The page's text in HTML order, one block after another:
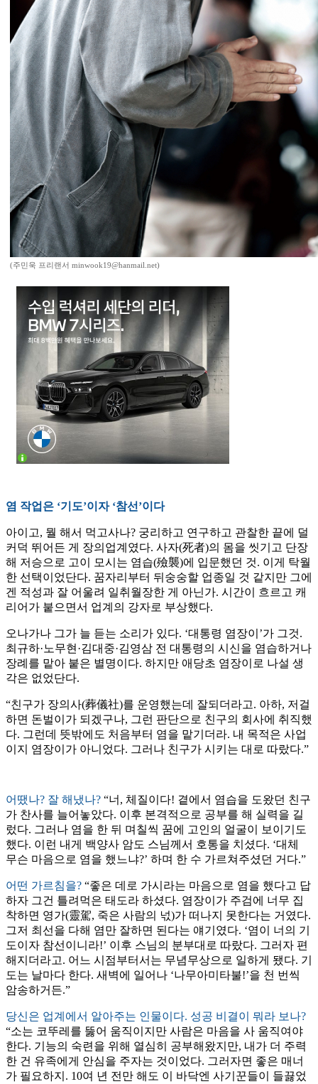
(주민욱 프리랜서 minwook19@hanmail.net)
염 작업은 ‘기도’이자 ‘참선’이다
아이고, 뭘 해서 먹고사나? 궁리하고 연구하고 관찰한 끝에 덜
커덕 뛰어든 게 장의업계였다. 사자(死者)의 몸을 씻기고 단장
해 저승으로 고이 모시는 염습(殮襲)에 입문했던 것. 이게 탁월
한 선택이었단다. 꿈자리부터 뒤숭숭할 업종일 것 같지만 그에
겐 적성과 잘 어울려 일취월장한 게 아닌가. 시간이 흐르고 캐
리어가 붙으면서 업계의 강자로 부상했다.
오나가나 그가 늘 듣는 소리가 있다. ‘대통령 염장이’가 그것.
최규하·노무현·김대중·김영삼 전 대통령의 시신을 염습하거나
장례를 맡아 붙은 별명이다. 하지만 애당초 염장이로 나설 생
각은 없었단다.
“친구가 장의사(葬儀社)를 운영했는데 잘되더라고. 아하, 저걸
하면 돈벌이가 되겠구나, 그런 판단으로 친구의 회사에 취직했
다. 그런데 뜻밖에도 처음부터 염을 맡기더라. 내 목적은 사업
이지 염장이가 아니었다. 그러나 친구가 시키는 대로 따랐다.”
어땠나? 잘 해냈나? “너, 체질이다! 곁에서 염습을 도왔던 친구
가 찬사를 늘어놓았다. 이후 본격적으로 공부를 해 실력을 길
렀다. 그러나 염을 한 뒤 며칠씩 꿈에 고인의 얼굴이 보이기도
했다. 이런 내게 백양사 암도 스님께서 호통을 치셨다. ‘대체
무슨 마음으로 염을 했느냐?’ 하며 한 수 가르쳐주셨던 거다.”
어떤 가르침을? “좋은 데로 가시라는 마음으로 염을 했다고 답
하자 그건 틀려먹은 태도라 하셨다. 염장이가 주검에 너무 집
착하면 영가(靈駕, 죽은 사람의 넋)가 떠나지 못한다는 거였다.
그저 최선을 다해 염만 잘하면 된다는 얘기였다. ‘염이 너의 기
도이자 참선이니라!’ 이후 스님의 분부대로 따랐다. 그러자 편
해지더라고. 어느 시점부터서는 무념무상으로 일하게 됐다. 기
도는 날마다 한다. 새벽에 일어나 ‘나무아미타불!’을 천 번씩
암송하거든.”
당신은 업계에서 알아주는 인물이다. 성공 비결이 뭐라 보나?
“소는 코뚜레를 뚫어 움직이지만 사람은 마음을 사 움직여야
한다. 기능의 숙련을 위해 열심히 공부해왔지만, 내가 더 주력
한 건 유족에게 안심을 주자는 것이었다. 그러자면 좋은 매너
가 필요하지. 10여 년 전만 해도 이 바닥엔 사기꾼들이 들끓었